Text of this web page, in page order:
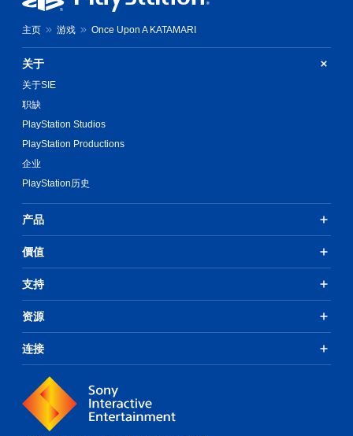
主页 游戏 Once Upon A KATAMARI
关于
关于SIE
职缺
PlayStation Studios
PlayStation Productions
企业
PlayStation历史
产品
價值
支持
资源
连接